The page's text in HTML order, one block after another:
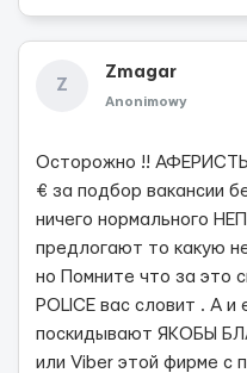
Z
Zmagar
Anonimowy
Осторожно !! АФЕРИСТЫ
€ за подбор вакансии
ничего нормального
предлогают то какую
но Помните что за это
POLICE вас словит . А
поскидывают ЯКОБЫ
или Viber этой фирме с